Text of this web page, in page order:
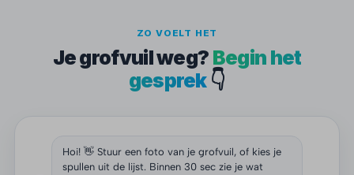
ZO VOELT HET
Je grofvuil weg? Begin het
gesprek👇
Hoi! 👋 Stuur een foto van je grofvuil, of kies je
spullen uit de lijst. Binnen 30 sec zie je wat